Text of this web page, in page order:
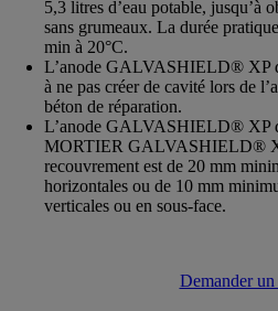
5,3 litres d’eau potable, jusqu’à
sans grumeaux. La durée
min à 20°C.
L’anode GALVASHIELD® XP
à ne pas créer de cavité lors de
béton de réparation.
L’anode GALVASHIELD® XP
MORTIER GALVASHIELD®
recouvrement est de 20 mm
horizontales ou de 10 mm
verticales ou en sous-face.
Demander un